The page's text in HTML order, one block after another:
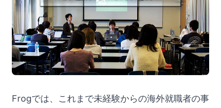
Frogでは、これまで未経験からの海外就職者の事